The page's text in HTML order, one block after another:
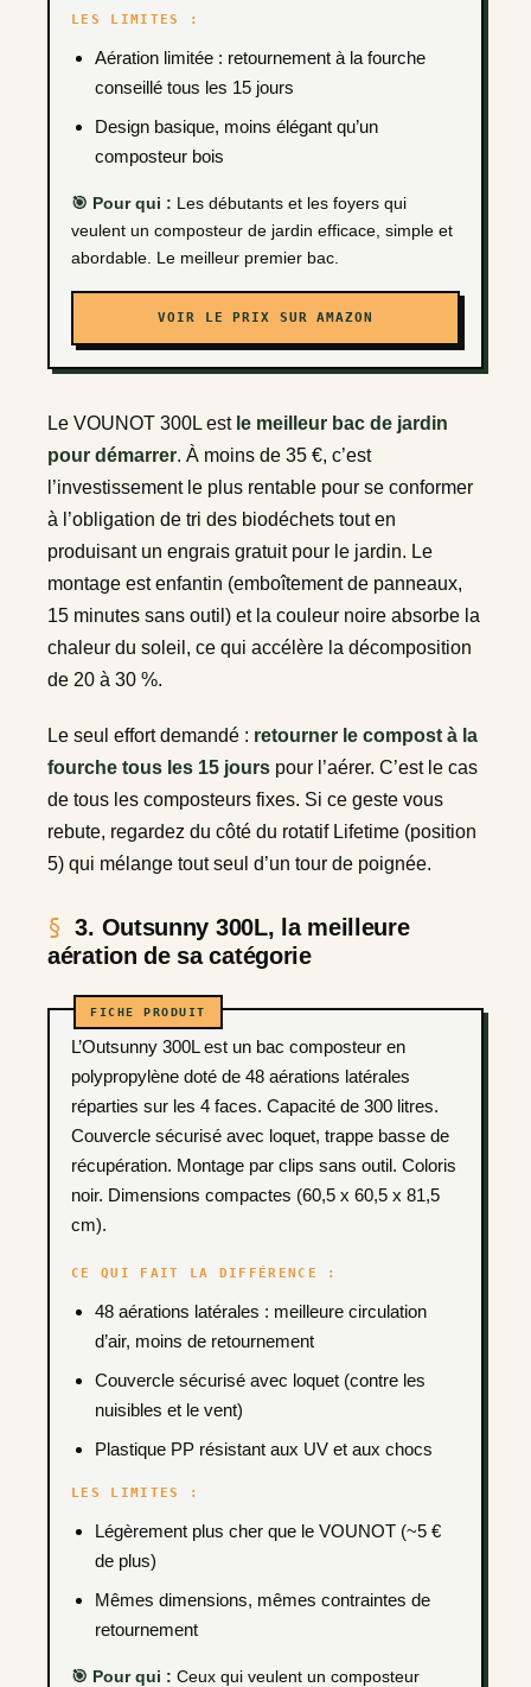
LES LIMITES :
Aération limitée : retournement à la fourche
conseillé tous les 15 jours
Design basique, moins élégant qu’un
composteur bois
🎯 Pour qui : Les débutants et les foyers qui
veulent un composteur de jardin efficace, simple et
abordable. Le meilleur premier bac.
VOIR LE PRIX SUR AMAZON
Le VOUNOT 300L est le meilleur bac de jardin
pour démarrer. À moins de 35 €, c’est
l’investissement le plus rentable pour se conformer
à l’obligation de tri des biodéchets tout en
produisant un engrais gratuit pour le jardin. Le
montage est enfantin (emboîtement de panneaux,
15 minutes sans outil) et la couleur noire absorbe la
chaleur du soleil, ce qui accélère la décomposition
de 20 à 30 %.
Le seul effort demandé : retourner le compost à la
fourche tous les 15 jours pour l’aérer. C’est le cas
de tous les composteurs fixes. Si ce geste vous
rebute, regardez du côté du rotatif Lifetime (position
5) qui mélange tout seul d’un tour de poignée.
3. Outsunny 300L, la meilleure
aération de sa catégorie
L’Outsunny 300L est un bac composteur en
polypropylène doté de 48 aérations latérales
réparties sur les 4 faces. Capacité de 300 litres.
Couvercle sécurisé avec loquet, trappe basse de
récupération. Montage par clips sans outil. Coloris
noir. Dimensions compactes (60,5 x 60,5 x 81,5
cm).
CE QUI FAIT LA DIFFÉRENCE :
48 aérations latérales : meilleure circulation
d’air, moins de retournement
Couvercle sécurisé avec loquet (contre les
nuisibles et le vent)
Plastique PP résistant aux UV et aux chocs
LES LIMITES :
Légèrement plus cher que le VOUNOT (~5 €
de plus)
Mêmes dimensions, mêmes contraintes de
retournement
🎯 Pour qui : Ceux qui veulent un composteur